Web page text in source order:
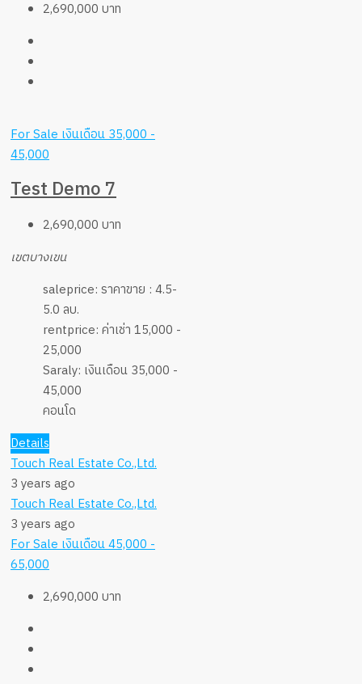
2,690,000 บาท
For Saleเงินเดือน 35,000 -
45,000
Test Demo 7
2,690,000 บาท
เขตบางเขน
saleprice: ราคาขาย : 4.5-
5.0 ลบ.
rentprice: ค่าเช่า 15,000 -
25,000
Saraly: เงินเดือน 35,000 -
45,000
คอนโด
Details
Touch Real Estate Co.,Ltd.
3 years ago
Touch Real Estate Co.,Ltd.
3 years ago
For Saleเงินเดือน 45,000 -
65,000
2,690,000 บาท